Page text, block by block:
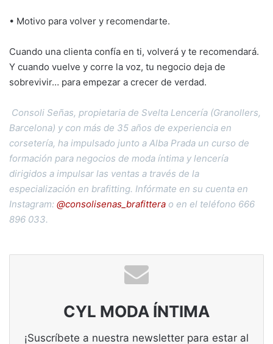
• Motivo para volver y recomendarte.
Cuando una clienta confía en ti, volverá y te recomendará.
Y cuando vuelve y corre la voz, tu negocio deja de
sobrevivir… para empezar a crecer de verdad.
Consoli Señas, propietaria de Svelta Lencería (Granollers,
Barcelona) y con más de 35 años de experiencia en
corsetería, ha impulsado junto a Alba Prada un curso de
formación para negocios de moda íntima y lencería
dirigidos a impulsar las ventas a través de la
especialización en brafitting. Infórmate en su cuenta en
Instagram: @consolisenas_brafittera o en el teléfono 666
896 033.
CYL MODA ÍNTIMA
¡Suscríbete a nuestra newsletter para estar al